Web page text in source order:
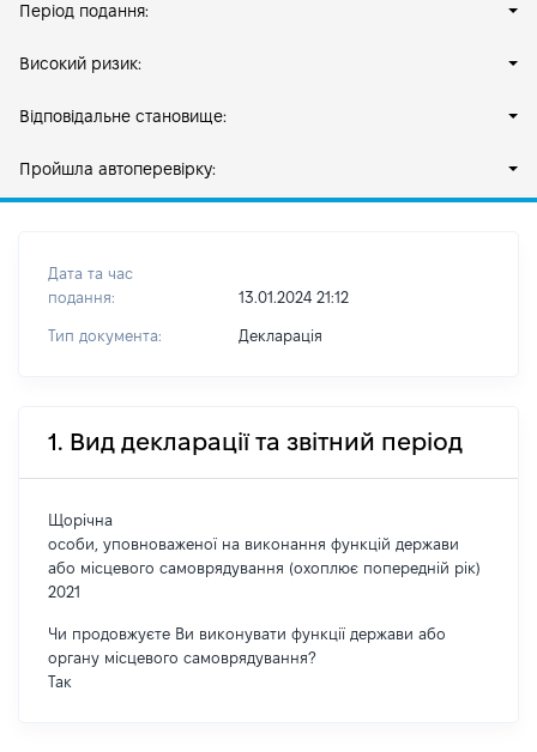
Період подання:
Високий ризик:
Відповідальне становище:
Пройшла автоперевірку:
Дата та час
подання:
13.01.2024 21:12
Тип документа: Декларація
1. Вид декларації та звітний період
Щорічна
особи, уповноваженої на виконання функцій держави
або місцевого самоврядування (охоплює попередній рік)
2021
Чи продовжуєте Ви виконувати функції держави або
органу місцевого самоврядування?
Так